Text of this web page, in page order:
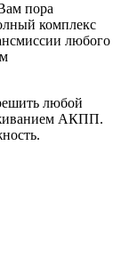
пора
комплекс
любого
любой
АКПП.